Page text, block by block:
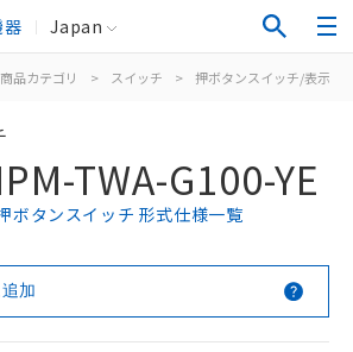
器 Japan
商品カテゴリ > スイッチ > 押ボタンスイッチ/表示灯
TWA-G100-YE
ボタンスイッチ 形式仕様一覧
加